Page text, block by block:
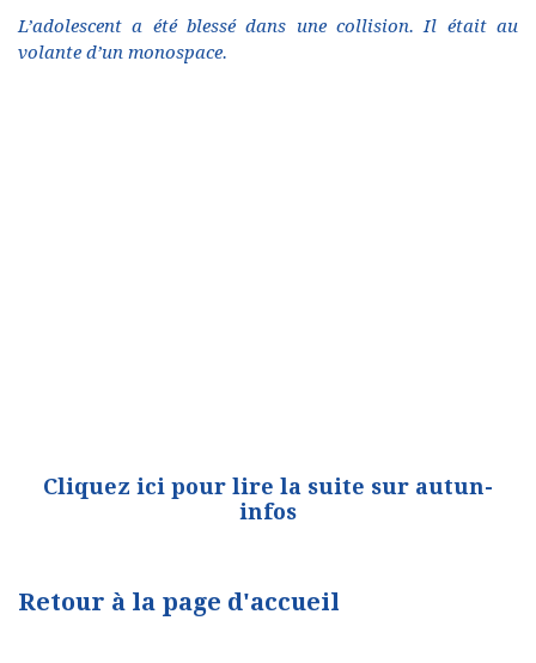
L’adolescent a été blessé dans une collision. Il était au
volante d’un monospace.
Cliquez ici pour lire la suite sur autun-
infos
Retour à la page d'accueil